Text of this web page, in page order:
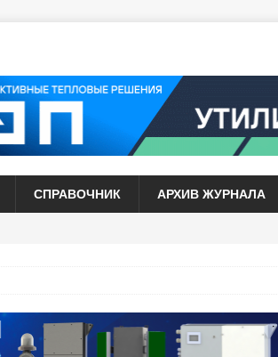
СПРАВОЧНИК АРХИВ ЖУРНАЛА